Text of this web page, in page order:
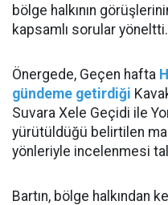
bölge halkının
kapsamlı sorular yöneltti.
Önergede, Geçen hafta
gündeme getirdiği
Suvara Xele Geçidi ile
yürütüldüğü belirtilen
yönleriyle incelenmesi
Bartın, bölge halkından